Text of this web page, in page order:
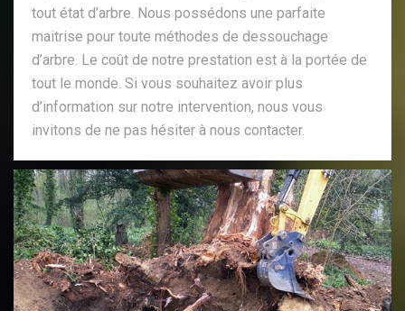
tout état d’arbre. Nous possédons une parfaite
maitrise pour toute méthodes de dessouchage
d’arbre. Le coût de notre prestation est à la portée de
tout le monde. Si vous souhaitez avoir plus
d’information sur notre intervention, nous vous
invitons de ne pas hésiter à nous contacter.